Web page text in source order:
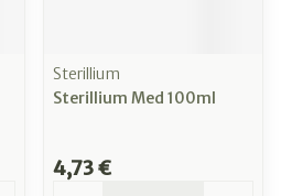
Sterillium
Sterillium Med 100ml
4,73 €